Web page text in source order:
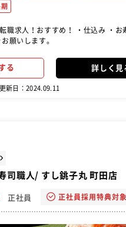
すめ！ ・仕込み ・お寿司の提供
願いします。
る 詳しく見
更新日：2024.09.11
司職人/ すし銚子丸 町田店
正社員 正社員採用特典対